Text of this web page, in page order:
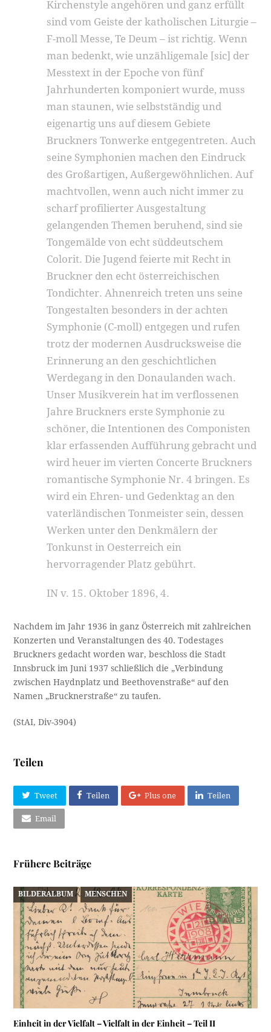
Kirchenstyle angehören und ganz erfüllt
sind vom Geiste der katholischen Liturgie –
F-moll Messe, Te Deum – ist rich­tig. Wenn
man bedenkt, wie unzähligemale [sic] der
Messtext in der Epoche von fünf
Jahrhunderten komponiert wurde, muss
man staunen, wie selbst­ständig und
eigenartig uns auf diesem Gebiete
Bruckners Tonwerke entgegentreten. Auch
seine Symphonien machen den Eindruck
des Großartigen, Außergewöhnlichen. Auf
machtvollen, wenn auch nicht immer zu
scharf profilierter Ausgestaltung
gelangenden Themen beruhend, sind sie
Tonge­mälde von echt süddeutschem
Colorit. Die Jugend feierte mit Recht in
Bruckner den echt österreichi­schen
Tondichter. Ahnenreich treten uns seine
Tongestalten besonders in der achten
Symphonie (C-moll) entgegen und rufen
trotz der modernen Ausdrucksweise die
Erinnerung an den geschicht­lichen
Werdegang in den Donaulanden wach.
Unser Musikverein hat im verflossenen
Jahre Bruckners erste Symphonie zu
schöner, die Inten­tionen des Componisten
klar erfassenden Aufführung gebracht und
wird heuer im vierten Concerte Bruckners
romantische Symphonie Nr. 4 bringen. Es
wird ein Ehren- und Gedenktag an den
vater­ländischen Tonmeister sein, dessen
Werken unter den Denkmälern der
Tonkunst in Oesterreich ein
hervorragender Platz gebührt.
IN v. 15. Oktober 1896, 4.
Nachdem im Jahr 1936 in ganz Österreich mit zahlreichen
Konzerten und Veranstaltungen des 40. Todestages
Bruckners gedacht worden war, beschloss die Stadt
Innsbruck im Juni 1937 schließlich die „Verbindung
zwischen Haydnplatz und Beethoven­straße“ auf den
Namen „Brucknerstraße“ zu taufen.
(StAI, Div-3904)
Teilen
Tweet Teilen Plus one Teilen
Email
Frühere Beiträge
BILDERALBUM MENSCHEN
Einheit in der Vielfalt – Vielfalt in der Einheit – Teil II